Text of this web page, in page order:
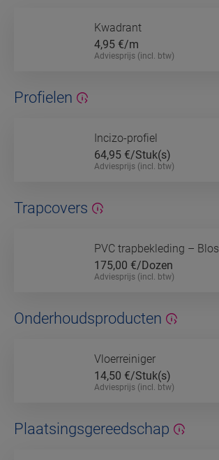
Kwadrant
4,95 €/m
Adviesprijs (incl. btw)
Profielen
Incizo-profiel
64,95 €/Stuk(s)
Adviesprijs (incl. btw)
Trapcovers
PVC trapbekleding – Blos
175,00 €/Dozen
Adviesprijs (incl. btw)
Onderhoudsproducten
Vloerreiniger
14,50 €/Stuk(s)
Adviesprijs (incl. btw)
Plaatsingsgereedschap